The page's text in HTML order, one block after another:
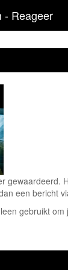
- Reageer
gewaardeerd.
een bericht
gebruikt